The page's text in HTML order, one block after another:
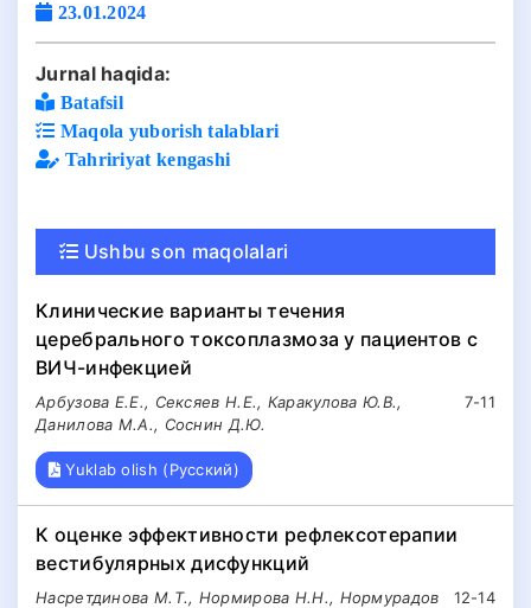
23.01.2024
Jurnal haqida:
Batafsil
Maqola yuborish talablari
Tahririyat kengashi
Ushbu son maqolalari
Клинические варианты течения
церебрального токсоплазмоза у пациентов с
ВИЧ-инфекцией
7-11
Арбузова Е.Е., Сексяев Н.Е., Каракулова Ю.В.,
Данилова М.А., Соснин Д.Ю.
Yuklab olish (Русский)
К оценке эффективности рефлексотерапии
вестибулярных дисфункций
12-14
Насретдинова М.Т., Нормирова Н.Н., Нормурадов